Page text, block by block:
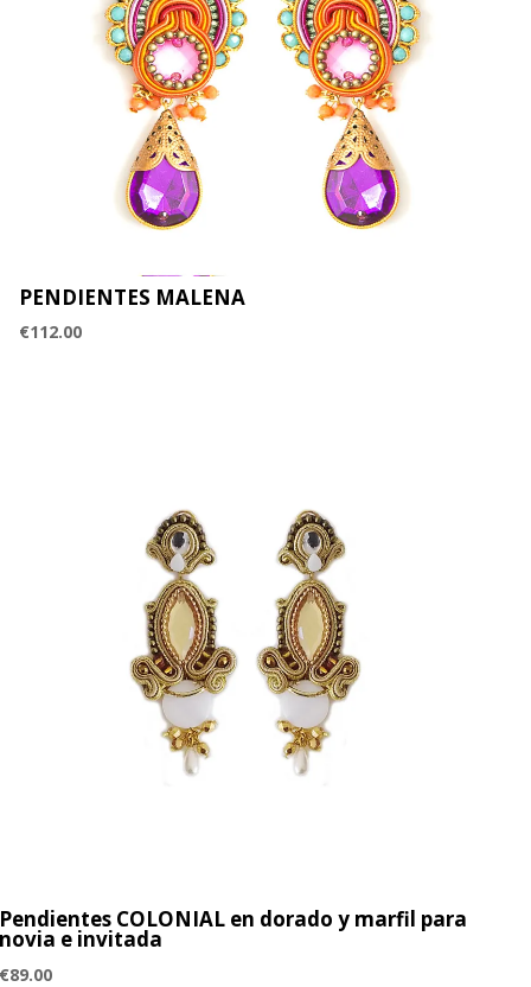
PENDIENTES MALENA
€112.00
Pendientes COLONIAL en dorado y marfil para
novia e invitada
€89.00